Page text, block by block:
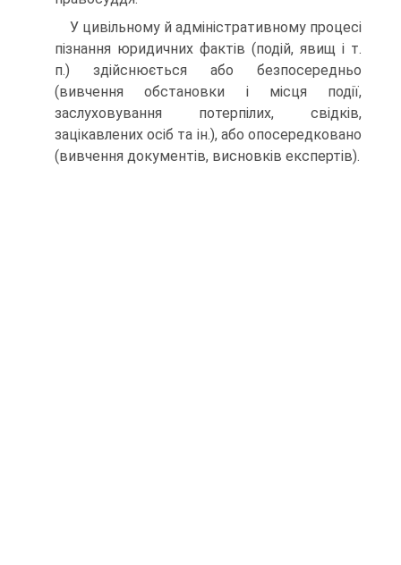
У цивільному й адміністративному процесі
пізнання юридичних фактів (подій, явищ і т.
п.) здійснюється або безпосередньо
(вивчення обстановки і місця події,
заслуховування потерпілих, свідків,
зацікавлених осіб та ін.), або опосередковано
(вивчення документів, висновків експертів).